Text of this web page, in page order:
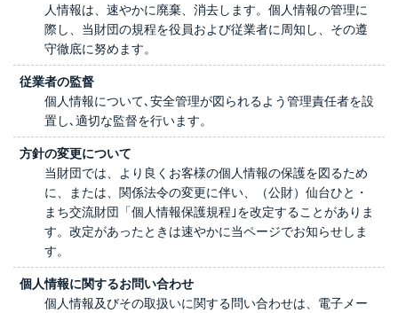
人情報は、速やかに廃棄、消去します。個人情報の管理に
際し、当財団の規程を役員および従業者に周知し、その遵
守徹底に努めます。
従業者の監督
個人情報について､安全管理が図られるよう管理責任者を設
置し､適切な監督を行います。
方針の変更について
当財団では、より良くお客様の個人情報の保護を図るため
に、または、関係法令の変更に伴い、（公財）仙台ひと・
まち交流財団「個人情報保護規程｣を改定することがありま
す。改定があったときは速やかに当ページでお知らせしま
す。
個人情報に関するお問い合わせ
個人情報及びその取扱いに関する問い合わせは、電子メー